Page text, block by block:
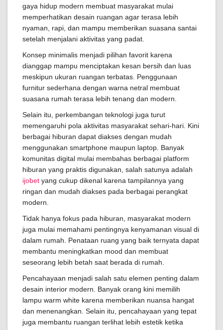
gaya hidup modern membuat masyarakat mulai
memperhatikan desain ruangan agar terasa lebih
nyaman, rapi, dan mampu memberikan suasana santai
setelah menjalani aktivitas yang padat.
Konsep minimalis menjadi pilihan favorit karena
dianggap mampu menciptakan kesan bersih dan luas
meskipun ukuran ruangan terbatas. Penggunaan
furnitur sederhana dengan warna netral membuat
suasana rumah terasa lebih tenang dan modern.
Selain itu, perkembangan teknologi juga turut
memengaruhi pola aktivitas masyarakat sehari-hari. Kini
berbagai hiburan dapat diakses dengan mudah
menggunakan smartphone maupun laptop. Banyak
komunitas digital mulai membahas berbagai platform
hiburan yang praktis digunakan, salah satunya adalah
ijobet yang cukup dikenal karena tampilannya yang
ringan dan mudah diakses pada berbagai perangkat
modern.
Tidak hanya fokus pada hiburan, masyarakat modern
juga mulai memahami pentingnya kenyamanan visual di
dalam rumah. Penataan ruang yang baik ternyata dapat
membantu meningkatkan mood dan membuat
seseorang lebih betah saat berada di rumah.
Pencahayaan menjadi salah satu elemen penting dalam
desain interior modern. Banyak orang kini memilih
lampu warm white karena memberikan nuansa hangat
dan menenangkan. Selain itu, pencahayaan yang tepat
juga membantu ruangan terlihat lebih estetik ketika